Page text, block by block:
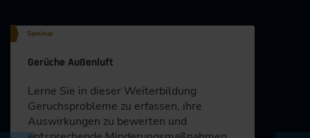
Seminar
Gerüche Außenluft
Lerne Sie in dieser Weiterbildung
Geruchsprobleme zu erfassen, ihre
Auswirkungen zu bewerten und